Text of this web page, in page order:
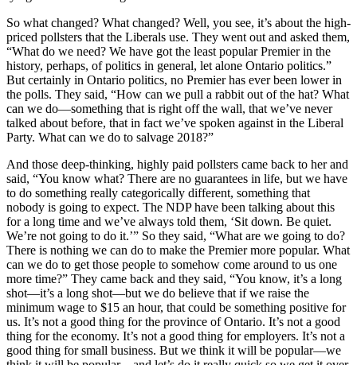
So what changed? What changed? Well, you see, it’s about the high-
priced pollsters that the Liberals use. They went out and asked them,
“What do we need? We have got the least popular Premier in the
history, perhaps, of politics in general, let alone Ontario politics.”
But certainly in Ontario politics, no Premier has ever been lower in
the polls. They said, “How can we pull a rabbit out of the hat? What
can we do—something that is right off the wall, that we’ve never
talked about before, that in fact we’ve spoken against in the Liberal
Party. What can we do to salvage 2018?”
And those deep-thinking, highly paid pollsters came back to her and
said, “You know what? There are no guarantees in life, but we have
to do something really categorically different, something that
nobody is going to expect. The NDP have been talking about this
for a long time and we’ve always told them, ‘Sit down. Be quiet.
We’re not going to do it.’” So they said, “What are we going to do?
There is nothing we can do to make the Premier more popular. What
can we do to get those people to somehow come around to us one
more time?” They came back and they said, “You know, it’s a long
shot—it’s a long shot—but we do believe that if we raise the
minimum wage to $15 an hour, that could be something positive for
us. It’s not a good thing for the province of Ontario. It’s not a good
thing for the economy. It’s not a good thing for employers. It’s not a
good thing for small business. But we think it will be popular—we